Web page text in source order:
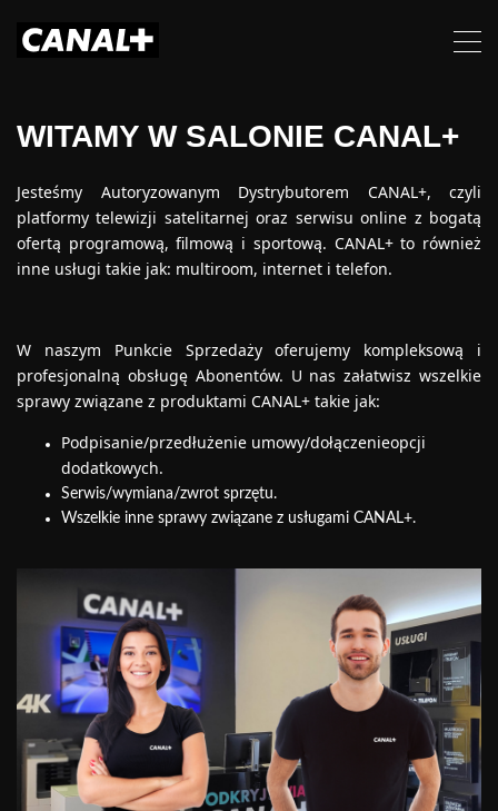
WITAMY W SALONIE CANAL+
Jesteśmy Autoryzowanym Dystrybutorem CANAL+, czyli
platformy telewizji satelitarnej oraz serwisu online z bogatą
ofertą programową, filmową i sportową. CANAL+ to również
inne usługi takie jak: multiroom, internet i telefon.
W naszym Punkcie Sprzedaży oferujemy kompleksową i
profesjonalną obsługę Abonentów. U nas załatwisz wszelkie
sprawy związane z produktami CANAL+ takie jak:
Podpisanie/przedłużenie umowy/dołączenieopcji
dodatkowych.
Serwis/wymiana/zwrot sprzętu.
Wszelkie inne sprawy związane z usługami CANAL+.